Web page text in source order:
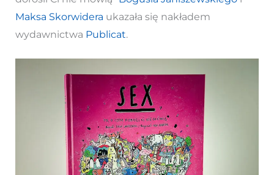
Maksa Skorwidera ukazała się nakładem
wydawnictwa Publicat.